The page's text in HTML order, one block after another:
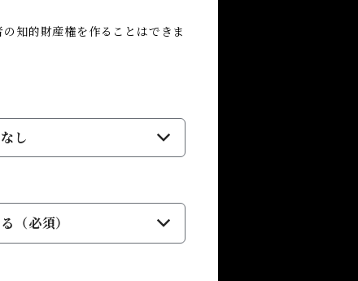
知的財産権を作ることはできま
なし
（必須）